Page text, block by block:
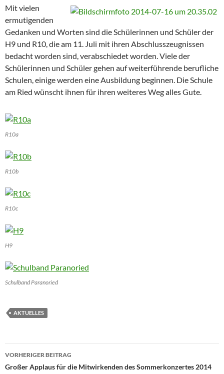
Mit vielen
ermutigenden
Gedanken und Worten sind die Schülerinnen und Schüler der
H9 und R10, die am 11. Juli mit ihren Abschlusszeugnissen
bedacht worden sind, verabschiedet worden. Viele der
Schülerinnen und Schüler gehen auf weiterführende berufliche
Schulen, einige werden eine Ausbildung beginnen. Die Schule
am Ried wünscht ihnen für ihren weiteres Weg alles Gute.
R10a
R10b
R10c
H9
Schulband Paranoried
AKTUELLES
Beitragsnavigation
VORHERIGER BEITRAG
Großer Applaus für die Mitwirkenden des Sommerkonzertes 2014